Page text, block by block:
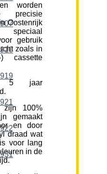
worden
precisie
Oostenrijk
gebruik
zoals in
cassette
5 jaar
zijn 100%
gemaakt
en door
draad wat
voor lang
in de